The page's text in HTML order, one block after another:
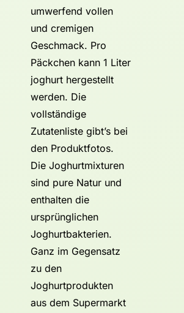
umwerfend vollen
und cremigen
Geschmack. Pro
Päckchen kann 1 Liter
joghurt hergestellt
werden. Die
vollständige
Zutatenliste gibt’s bei
den Produktfotos.
Die Joghurtmixturen
sind pure Natur und
enthalten die
ursprünglichen
Joghurtbakterien.
Ganz im Gegensatz
zu den
Joghurtprodukten
aus dem Supermarkt